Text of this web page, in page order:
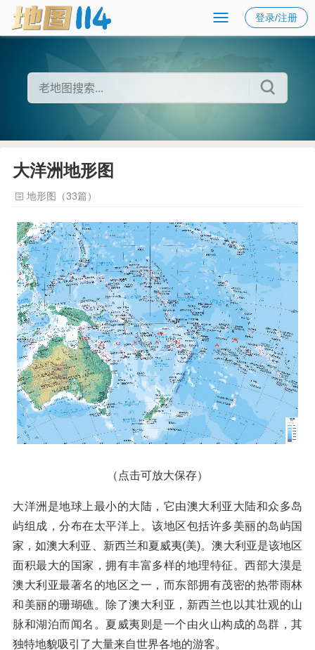
登录/注册
大洋洲地形图
地形图（33篇）
（点击可放大保存）
大洋洲是地球上最小的大陆，它由澳大利亚大陆和众多岛
屿组成，分布在太平洋上。该地区包括许多美丽的岛屿国
家，如澳大利亚、新西兰和夏威夷(美)。澳大利亚是该地区
面积最大的国家，拥有丰富多样的地理特征。西部大漠是
澳大利亚最著名的地区之一，而东部拥有茂密的热带雨林
和美丽的珊瑚礁。除了澳大利亚，新西兰也以其壮观的山
脉和湖泊而闻名。夏威夷则是一个由火山构成的岛群，其
独特地貌吸引了大量来自世界各地的游客。